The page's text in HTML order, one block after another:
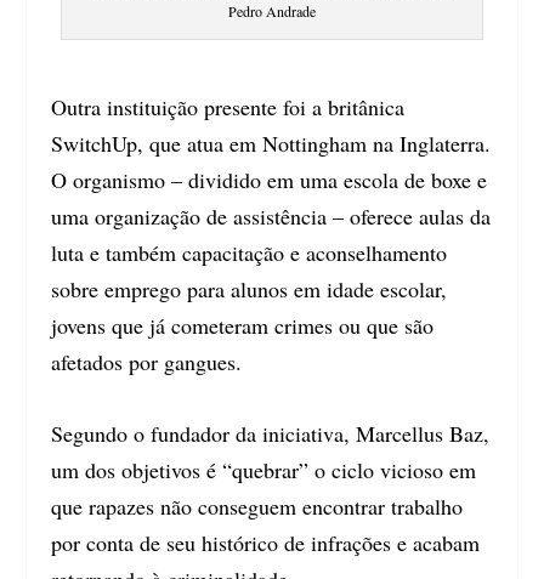
Pedro Andrade
Outra instituição presente foi a britânica
SwitchUp, que atua em Nottingham na Inglaterra.
O organismo – dividido em uma escola de boxe e
uma organização de assistência – oferece aulas da
luta e também capacitação e aconselhamento
sobre emprego para alunos em idade escolar,
jovens que já cometeram crimes ou que são
afetados por gangues.
Segundo o fundador da iniciativa, Marcellus Baz,
um dos objetivos é “quebrar” o ciclo vicioso em
que rapazes não conseguem encontrar trabalho
por conta de seu histórico de infrações e acabam